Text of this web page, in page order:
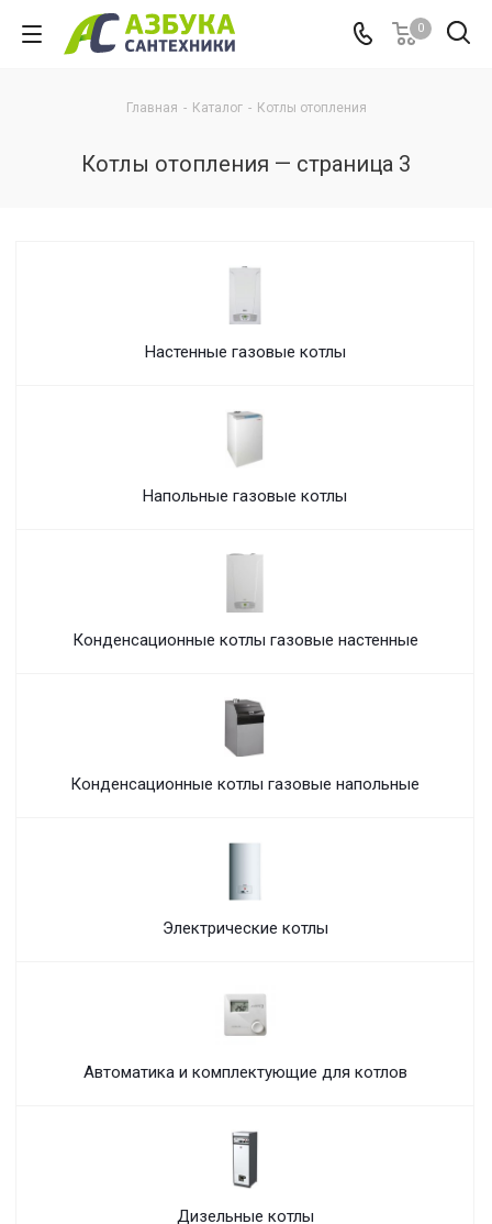
0
Главная - Каталог - Котлы отопления
Котлы отопления — страница 3
Настенные газовые котлы
Напольные газовые котлы
Конденсационные котлы газовые настенные
Конденсационные котлы газовые напольные
Электрические котлы
Автоматика и комплектующие для котлов
Дизельные котлы